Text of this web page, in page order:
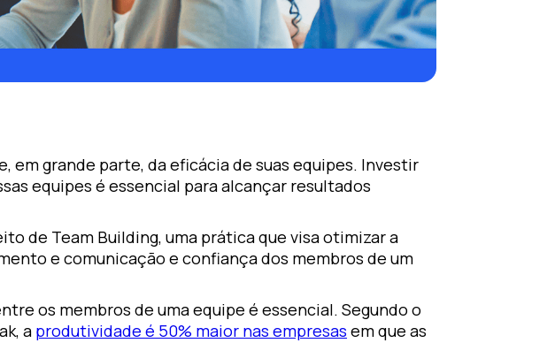
em grande parte, da eficácia de suas equipes. Investir
equipes é essencial para alcançar resultados
de Team Building, uma prática que visa otimizar a
e comunicação e confiança dos membros de um
os membros de uma equipe é essencial. Segundo o
a produtividade é 50% maior nas empresas em que as